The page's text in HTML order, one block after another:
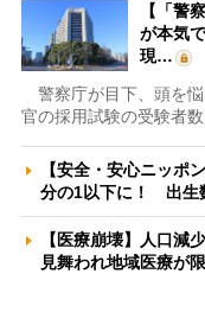
【「警
が本気
現…
警察庁が目下、頭を
官の採用試験の受験者
【安全・安心ニッポ
分の1以下に！ 出生
【医療崩壊】人口減
見舞われ地域医療